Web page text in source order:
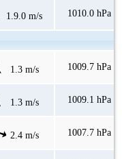
1.9.0 m/s 1010.0 hPa
1.3 m/s 1009.7 hPa
1.3 m/s 1009.1 hPa
2.4 m/s 1007.7 hPa